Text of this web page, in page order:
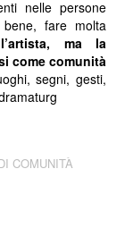
nelle persone
fare molta
ma la
come comunità
segni, gesti,
COMUNITÀ